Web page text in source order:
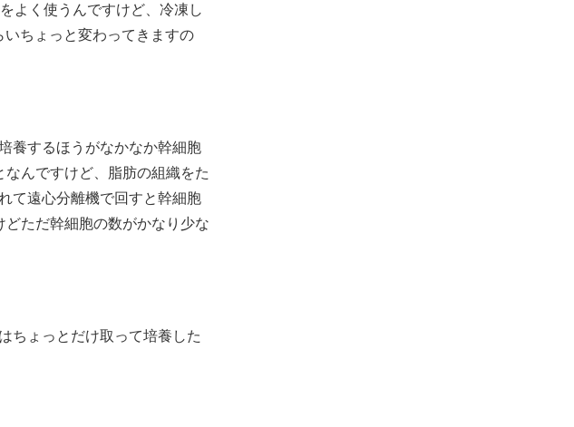
よく使うんですけど、冷凍し
ちょっと変わってきますの
養するほうがなかなか幹細胞
んですけど、脂肪の組織をた
て遠心分離機で回すと幹細胞
ただ幹細胞の数がかなり少な
ちょっとだけ取って培養した